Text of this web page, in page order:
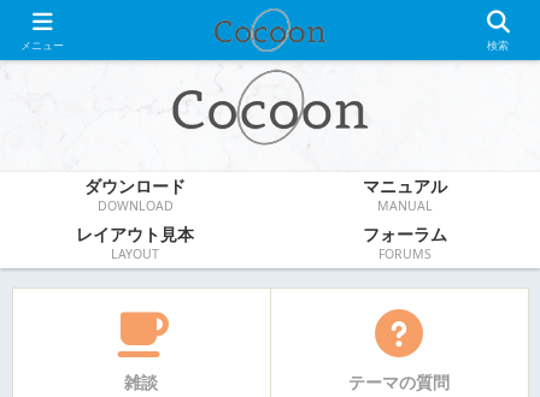
WordPress無料テーマ
ダウンロード
DOWNLOAD
マニュアル
MANUAL
レイアウト見本
LAYOUT
フォーラム
FORUMS
雑談 テーマの質問
メニュー 検索